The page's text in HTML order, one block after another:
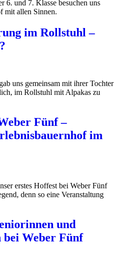
6. und 7. Klasse besuchen uns
mit allen Sinnen.
im Rollstuhl –
uns gemeinsam mit ihrer Tochter
im Rollstuhl mit Alpakas zu
Fünf –
im
erstes Hoffest bei Weber Fünf
denn so eine Veranstaltung
und
bei Weber Fünf